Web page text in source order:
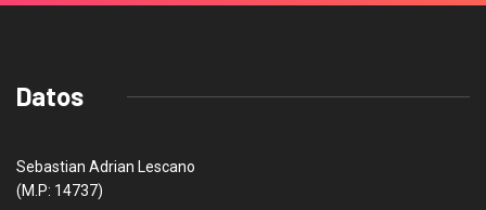
Datos
Sebastian Adrian Lescano
(M.P: 14737)